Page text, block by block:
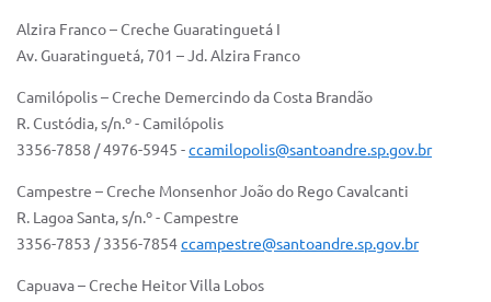
Lei de acesso à informação
Mobilidade Urbana Sustentável
Parque Escola
Portal da Educação
Alzira Franco – Creche Guaratinguetá I
Av. Guaratinguetá, 701 – Jd. Alzira Franco
Camilópolis – Creche Demercindo da Costa Brandão
R. Custódia, s/n.º - Camilópolis
3356-7858 / 4976-5945 -ccamilopolis@santoandre.sp.gov.br
Campestre – Creche Monsenhor João do Rego Cavalcanti
R. Lagoa Santa, s/n.º - Campestre
3356-7853 / 3356-7854ccampestre@santoandre.sp.gov.br
Capuava – Creche Heitor Villa Lobos